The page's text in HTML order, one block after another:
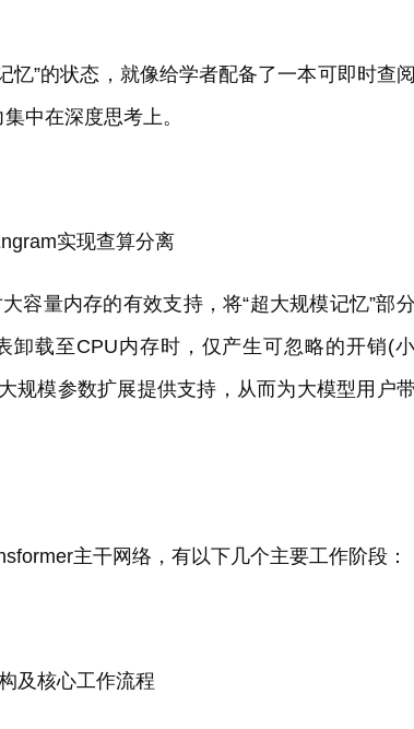
”的状态，就像给学者配备了一本可即时查
中在深度思考上。
实现查算分离
容量内存的有效支持，将“超大规模记忆”部
卸载至CPU内存时，仅产生可忽略的开销(
规模参数扩展提供支持，从而为大模型用户
主干网络，有以下几个主要工作阶段：
及核心工作流程